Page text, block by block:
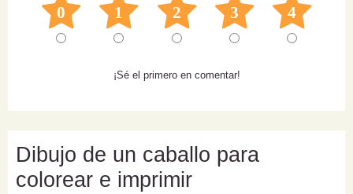
0 1 2 3 4
¡Sé el primero en comentar!
Dibujo de un caballo para
colorear e imprimir